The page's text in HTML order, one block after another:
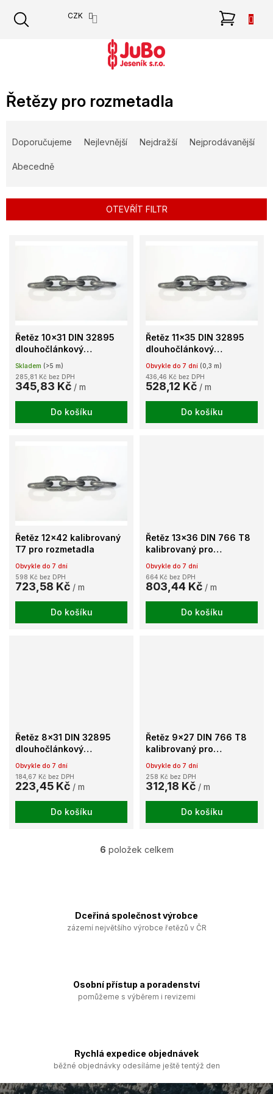
obsah
CZK
Řetězy pro rozmetadla
e
r
Doporučujeme Nejlevnější Nejdražší Nejprodávanější
Abecedně
OTEVŘÍT FILTR
Řetěz 10x31 DIN 32895
dlouhočlánkový
kalibrovaný T8
Skladem (>5 m)
285,81 Kč bez DPH
345,83 Kč / m
Do košíku
Řetěz 11x35 DIN 32895
dlouhočlánkový
kalibrovaný T8
Obvykle do 7 dní (0,3 m)
436,46 Kč bez DPH
528,12 Kč / m
Do košíku
Řetěz 12x42 kalibrovaný
T7 pro rozmetadla
Obvykle do 7 dní
598 Kč bez DPH
723,58 Kč / m
Do košíku
Řetěz 13x36 DIN 766 T8
kalibrovaný pro
Obvykle do 7 dní
664 Kč bez DPH
803,44 Kč / m
Do košíku
Řetěz 8x31 DIN 32895
dlouhočlánkový
kalibrovaný T8
Obvykle do 7 dní
184,67 Kč bez DPH
223,45 Kč / m
Do košíku
Řetěz 9x27 DIN 766 T8
kalibrovaný pro
rozmetadla
Obvykle do 7 dní
258 Kč bez DPH
312,18 Kč / m
Do košíku
O
a
c
k
y
s
u
6 položek celkem
Dceřiná společnost výrobce
zázemí největšího výrobce řetězů v ČR
Osobní přístup a poradenství
pomůžeme s výběrem i revizemi
Rychlá expedice objednávek
běžné objednávky odesíláme ještě tentýž den
Z